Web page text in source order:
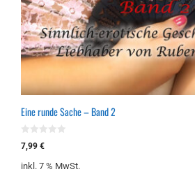
Eine runde Sache – Band 2
0
v
n
7,99 €
inkl. 7 % MwSt.